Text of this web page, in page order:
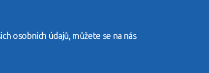
osobních údajů, můžete se na nás